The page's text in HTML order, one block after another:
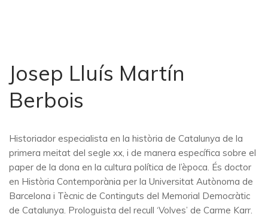
Josep Lluís Martín
Berbois
Historiador especialista en la història de Catalunya de la
primera meitat del segle xx, i de manera específica sobre el
paper de la dona en la cultura política de l’època. És doctor
en Història Contemporània per la Universitat Autònoma de
Barcelona i Tècnic de Continguts del Memorial Democràtic
de Catalunya. Prologuista del recull ‘Volves’ de Carme Karr.